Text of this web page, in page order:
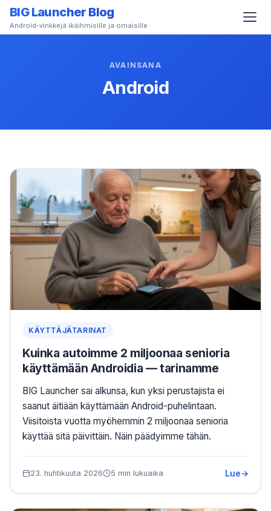
BIG Launcher Blog
Android-vinkkejä ikäihmisille ja omaisille
AVAINSANA
Android
KÄYTTÄJÄTARINAT
Kuinka autoimme 2 miljoonaa senioria
käyttämään Androidia — tarinamme
BIG Launcher sai alkunsa, kun yksi perustajista ei
saanut äitiään käyttämään Android-puhelintaan.
Viisitoista vuotta myöhemmin 2 miljoonaa senioria
käyttää sitä päivittäin. Näin päädyimme tähän.
23. huhtikuuta 2026 5 min lukuaika Lue